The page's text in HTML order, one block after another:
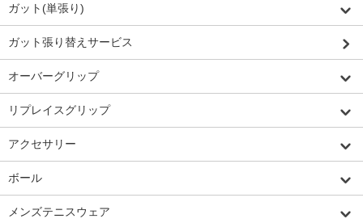
ガット(単張り)
ガット張り替えサービス
オーバーグリップ
リプレイスグリップ
アクセサリー
ボール
メンズテニスウェア